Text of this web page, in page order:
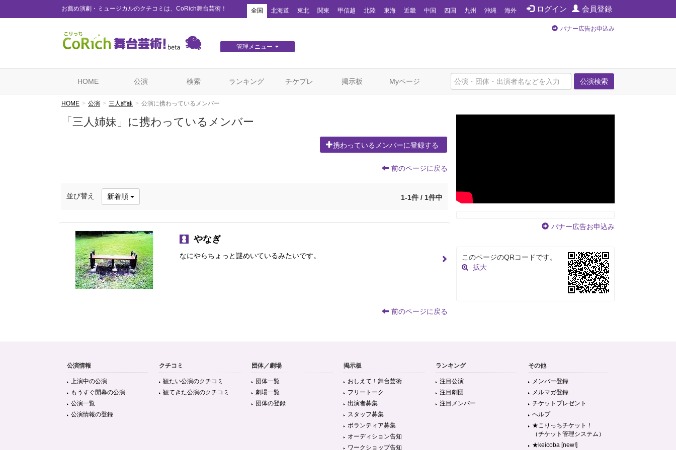
お薦め演劇・ミュージカルのクチコミは、CoRich舞台芸術！ ログイン 会員登録
全国 北海道 東北 関東 甲信越 北陸 東海 近畿 中国 四国 九州 沖縄 海外
管理メニュー
バナー広告お申込み
公演検索
HOME 公演 検索 ランキング チケプレ 掲示板 Myページ
HOME 公演 三人姉妹 公演に携わっているメンバー
「三人姉妹」に携わっているメンバー
携わっているメンバーに登録する
前のページに戻る
並び替え 新着順 1-1件 / 1件中
やなぎ
なにやらちょっと謎めいているみたいです。
前のページに戻る
バナー広告お申込み
このページのQRコードです。
拡大
公演情報
上演中の公演
もうすぐ開幕の公演
公演一覧
公演情報の登録
クチコミ
観たい公演のクチコミ
観てきた公演のクチコミ
団体／劇場
団体一覧
劇場一覧
団体の登録
掲示板
おしえて！舞台芸術
フリートーク
出演者募集
スタッフ募集
ボランティア募集
オーディション告知
ワークショップ告知
ランキング
注目公演
注目劇団
注目メンバー
その他
メンバー登録
メルマガ登録
チケットプレゼント
ヘルプ
★こりっちチケット！
（チケット管理システム）
★keicoba [new!]